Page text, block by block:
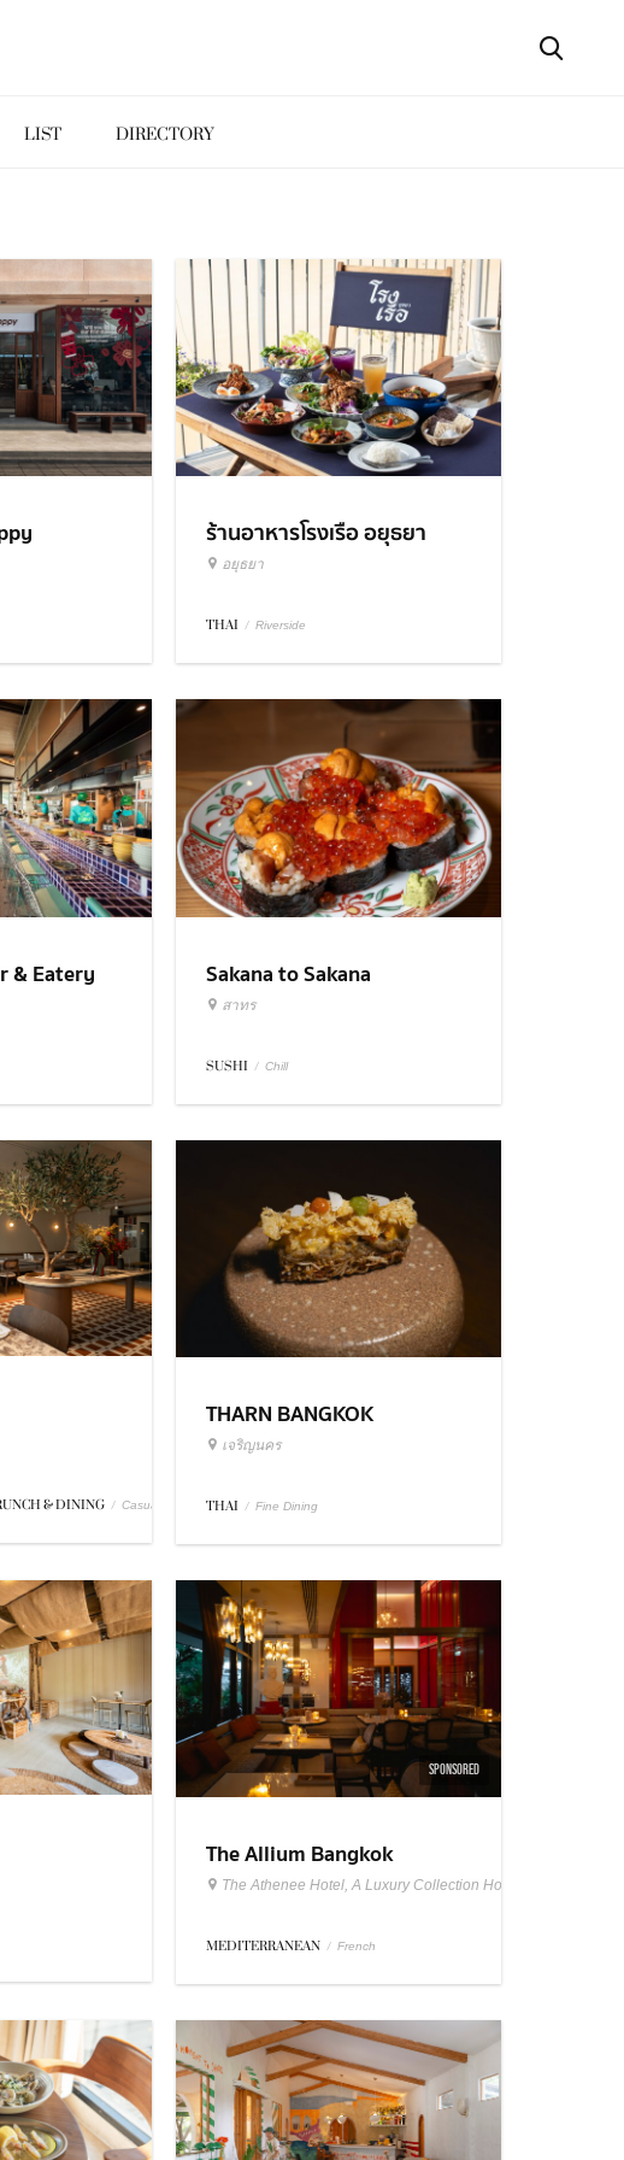
LIST DIRECTORY
ร้านอาหารโรงเรือ อยุธยา
อยุธยา
THAI / Riverside
& Eatery Sakana to Sakana
สาทร
SUSHI / Chill
& DINING / Casual Dining
THARN BANGKOK
เจริญนคร
THAI / Fine Dining
SPONSORED
The Allium Bangkok
The Athenee Hotel, A Luxury Collection Hotel Bangkok
MEDITERRANEAN / French